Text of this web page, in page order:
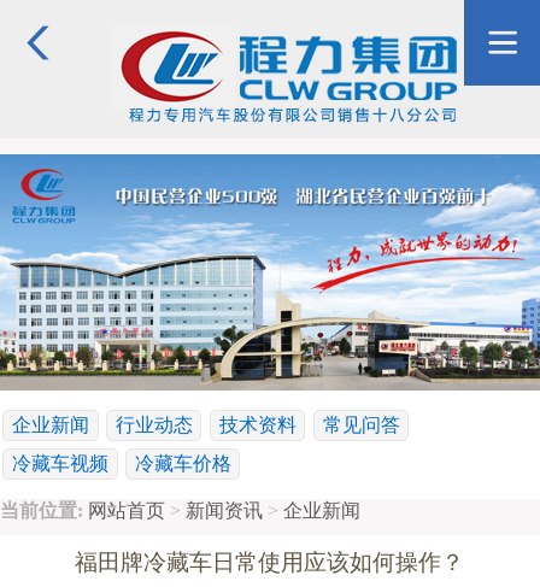
企业新闻 行业动态 技术资料
常见问答
冷藏车视频
冷藏车价格
当前位置: 网站首页 > 新闻资讯 > 企业新闻
福田牌冷藏车日常使用应该如何操作？